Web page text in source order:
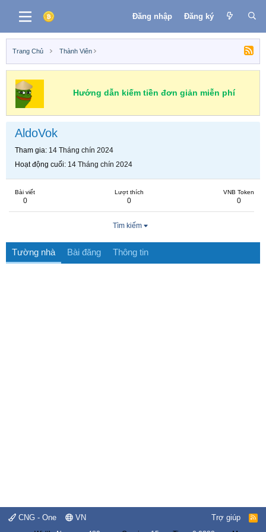
Đăng nhập Đăng ký
Trang Chủ Thành Viên
Hướng dẫn kiếm tiền đơn giản miễn phí
AldoVok
Tham gia 14 Tháng chín 2024
Hoạt động cuối 14 Tháng chín 2024
Bài viết
0
Lượt thích
0
VNB Token
0
Tìm kiếm
Tường nhà Bài đăng Thông tin
CNG - One VN Trợ giúp
R